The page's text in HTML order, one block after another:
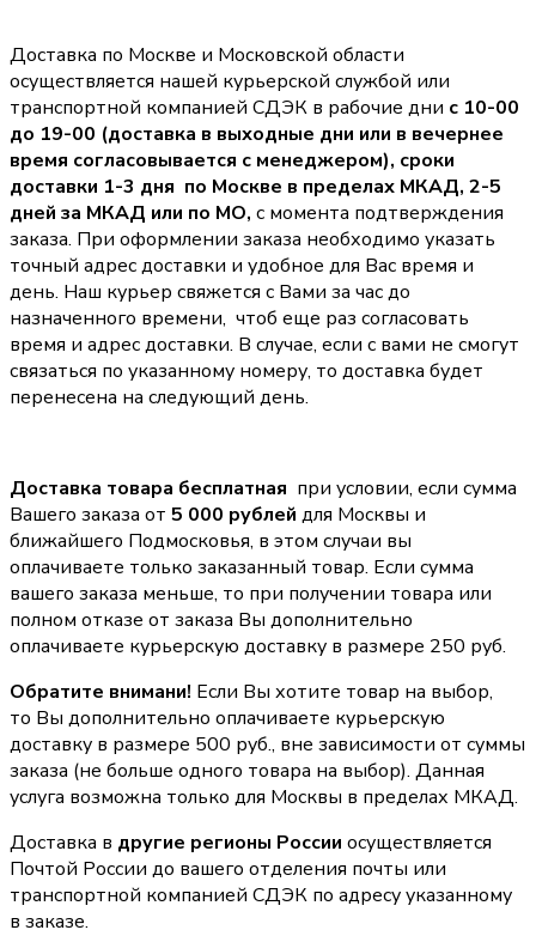
Доставка по Москве и Московской области
осуществляется нашей курьерской службой или
транспортной компанией СДЭК в рабочие дни с 10-00
до 19-00 (доставка в выходные дни или в вечернее
время согласовывается с менеджером), сроки
доставки 1-3 дня по Москве в пределах МКАД, 2-5
дней за МКАД или по МО, с момента подтверждения
заказа. При оформлении заказа необходимо указать
точный адрес доставки и удобное для Вас время и
день. Наш курьер свяжется с Вами за час до
назначенного времени, чтоб еще раз согласовать
время и адрес доставки. В случае, если с вами не смогут
связаться по указанному номеру, то доставка будет
перенесена на следующий день.
Доставка товара бесплатная при условии, если сумма
Вашего заказа от 5 000 рублей для Москвы и
ближайшего Подмосковья, в этом случаи вы
оплачиваете только заказанный товар. Если сумма
вашего заказа меньше, то при получении товара или
полном отказе от заказа Вы дополнительно
оплачиваете курьерскую доставку в размере 250 руб.
Обратите внимани! Если Вы хотите товар на выбор,
то Вы дополнительно оплачиваете курьерскую
доставку в размере 500 руб., вне зависимости от суммы
заказа (не больше одного товара на выбор). Данная
услуга возможна только для Москвы в пределах МКАД.
Доставка в другие регионы России осуществляется
Почтой России до вашего отделения почты или
транспортной компанией СДЭК по адресу указанному
в заказе.